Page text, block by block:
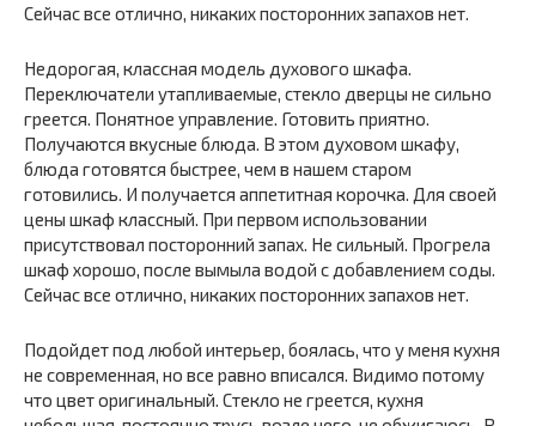
Сейчас все отлично, никаких посторонних запахов нет.
Недорогая, классная модель духового шкафа.
Переключатели утапливаемые, стекло дверцы не сильно
греется. Понятное управление. Готовить приятно.
Получаются вкусные блюда. В этом духовом шкафу,
блюда готовятся быстрее, чем в нашем старом
готовились. И получается аппетитная корочка. Для своей
цены шкаф классный. При первом использовании
присутствовал посторонний запах. Не сильный. Прогрела
шкаф хорошо, после вымыла водой с добавлением соды.
Сейчас все отлично, никаких посторонних запахов нет.
Подойдет под любой интерьер, боялась, что у меня кухня
не современная, но все равно вписался. Видимо потому
что цвет оригинальный. Стекло не греется, кухня